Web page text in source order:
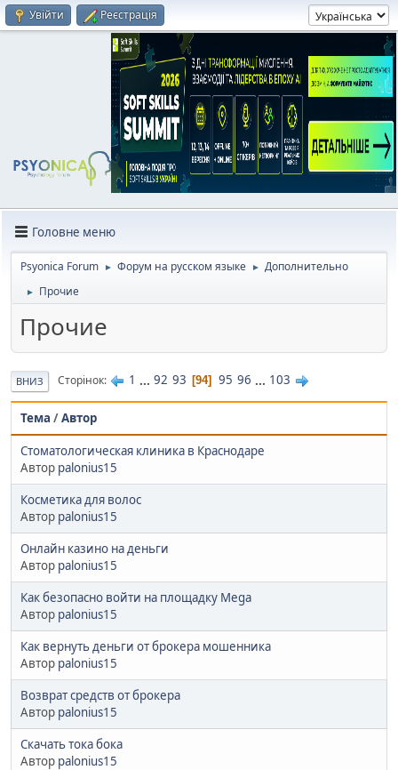
Увійти Реєстрація
Головне меню
Psyonica Forum ► Форум на русском языке ► Дополнительно
► Прочие
Прочие
ВНИЗ Сторінок 1 ... 92 93 94 95 96 ... 103
Тема /Автор
Стоматологическая клиника в Краснодаре
Автор palonius15
Косметика для волос
Автор palonius15
Онлайн казино на деньги
Автор palonius15
Как безопасно войти на площадку Mega
Автор palonius15
Как вернуть деньги от брокера мошенника
Автор palonius15
Возврат средств от брокера
Автор palonius15
Скачать тока бока
Автор palonius15